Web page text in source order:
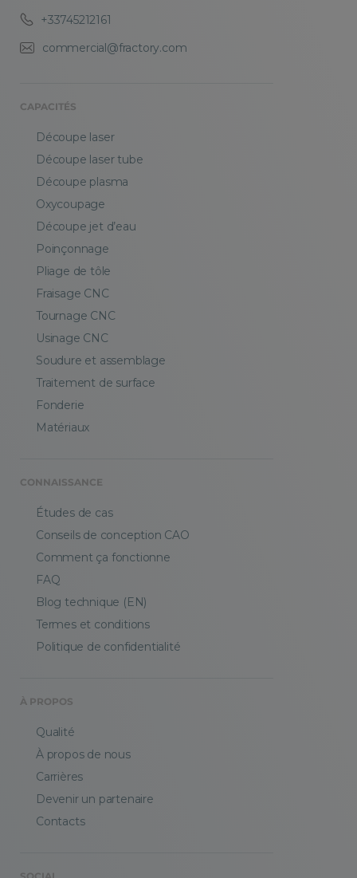
+33745212161
commercial@fractory.com
CAPACITÉS
Découpe laser
Découpe laser tube
Découpe plasma
Oxycoupage
Découpe jet d’eau
Poinçonnage
Pliage de tôle
Fraisage CNC
Tournage CNC
Usinage CNC
Soudure et assemblage
Traitement de surface
Fonderie
Matériaux
CONNAISSANCE
Études de cas
Conseils de conception CAO
Comment ça fonctionne
FAQ
Blog technique (EN)
Termes et conditions
Politique de confidentialité
À PROPOS
Qualité
À propos de nous
Carrières
Devenir un partenaire
Contacts